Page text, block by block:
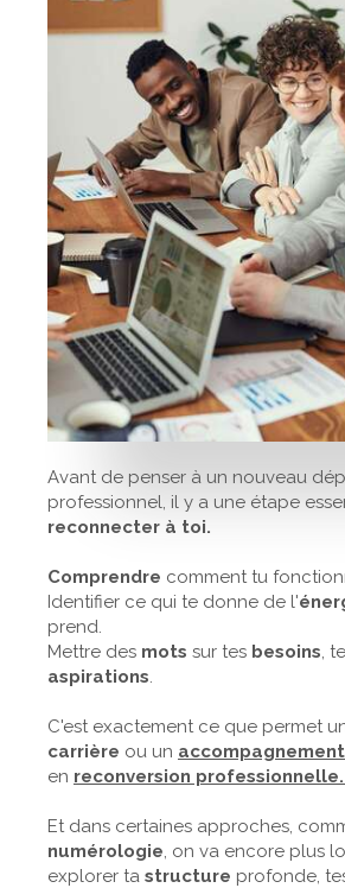
Avant de penser à un nouveau
professionnel, il y a une étape
reconnecter à toi.
Comprendre comment tu
Identifier ce qui te donne de l'
prend.
Mettre des mots sur tes besoins,
aspirations.
C'est exactement ce que permet
carrière ou un accompagnement
en reconversion professionnelle.
Et dans certaines approches,
numérologie, on va encore plus
explorer ta structure profonde,